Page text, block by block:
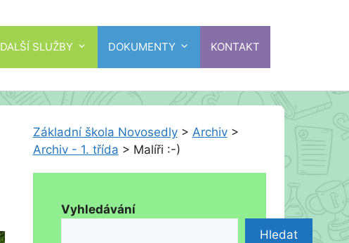
DALŠÍ SLUŽBY DOKUMENTY KONTAKT
Základní škola Novosedly> Archiv>
Archiv - 1. třída > Malíři :-)
Vyhledávání
Hledat